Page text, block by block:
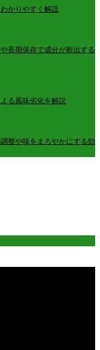
かりやすく解説
長期保存で成分が析出する
る風味劣化を解説
整や味をまろやかにする効